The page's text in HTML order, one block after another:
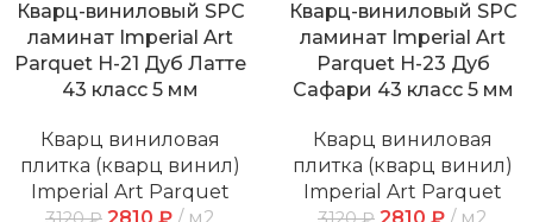
Кварц-виниловый SPC
ламинат Imperial Art
Parquet Н-21 Дуб Латте
43 класс 5 мм
Кварц виниловая
плитка (кварц винил)
Imperial Art Parquet
Кварц-виниловый SPC
ламинат Imperial Art
Parquet Н-23 Дуб
Сафари 43 класс 5 мм
Кварц виниловая
плитка (кварц винил)
Imperial Art Parquet